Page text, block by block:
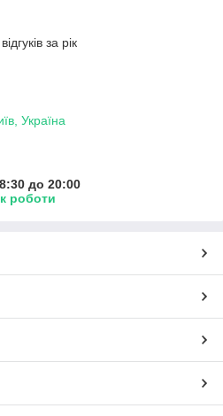
за рік
Україна
до 20:00
роботи